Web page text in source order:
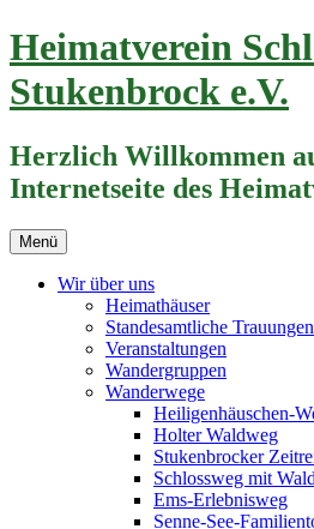
Zum
Inhalt
springen
Heimatverein
Stukenbrock e.V.
Herzlich Willkommen
Internetseite des
Menü
Wir über uns
Heimathäuser
Standesamtliche
Veranstaltungen
Wandergruppen
Wanderwege
Heiligenhäuschen-
Holter Waldweg
Stukenbrocker
Schlossweg mit
Ems-Erlebnisweg
Senne-See-